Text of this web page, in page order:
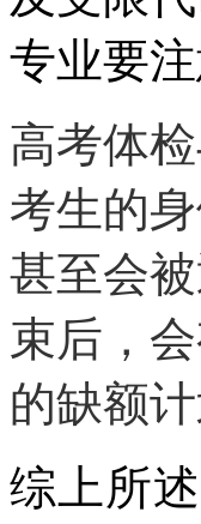
高考体
考生的
甚至会
束后，
的缺额
综上所